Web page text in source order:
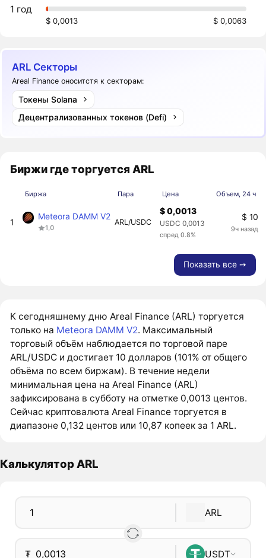
1 год
$ 0,0013 $ 0,0063
ARL Секторы
Areal Finance оноситстя к секторам:
Токены Solana
Децентрализованных токенов (Defi)
Биржи где торгуется ARL
Биржа Пара Цена Объем, 24 ч
1
Meteora DAMM V2
1,0
ARL/USDC
$ 0,0013
USDC 0,0013
спред 0.8%
$ 10
9ч назад
Показать все ➙
К сегодняшнему дню Areal Finance (ARL) торгуется
только на Meteora DAMM V2. Максимальный
торговый объём наблюдается по торговой паре
ARL/USDC и достигает 10 долларов (101% от общего
объёма по всем биржам). В течение недели
минимальная цена на Areal Finance (ARL)
зафиксирована в субботу на отметке 0,0013 центов.
Сейчас криптовалюта Areal Finance торгуется в
диапазоне 0,132 центов или 10,87 копеек за 1 ARL.
Калькулятор ARL
ARL
₮ USDT